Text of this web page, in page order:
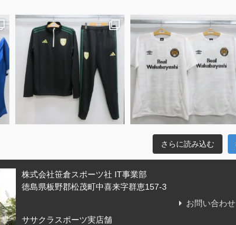
さらに読み込む
株式会社笹倉スポーツ社 IT事業部
徳島県板野郡松茂町中喜来字群恵157-3
お問い合わせ
ササクラスポーツ実店舗